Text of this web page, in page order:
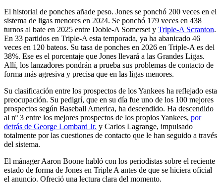
El historial de ponches añade peso. Jones se ponchó 200 veces en el
sistema de ligas menores en 2024. Se ponchó 179 veces en 438
turnos al bate en 2025 entre Doble-A Somerset y Triple-A Scranton.
En 33 partidos en Triple-A esta temporada, ya ha abanicado 46
veces en 120 bateos. Su tasa de ponches en 2026 en Triple-A es del
38%. Ese es el porcentaje que Jones llevará a las Grandes Ligas.
Allí, los lanzadores pondrán a prueba sus problemas de contacto de
forma más agresiva y precisa que en las ligas menores.
Su clasificación entre los prospectos de los Yankees ha reflejado esta
preocupación. Su pedigrí, que en su día fue uno de los 100 mejores
prospectos según Baseball America, ha descendido. Ha descendido
al nº 3 entre los mejores prospectos de los propios Yankees, por
detrás de George Lombard Jr. y Carlos Lagrange, impulsado
totalmente por las cuestiones de contacto que le han seguido a través
del sistema.
El mánager Aaron Boone habló con los periodistas sobre el reciente
estado de forma de Jones en Triple A antes de que se hiciera oficial
el anuncio. Ofreció una lectura clara del momento.